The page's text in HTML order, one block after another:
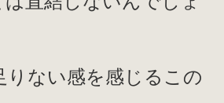
りない感を感じるこの